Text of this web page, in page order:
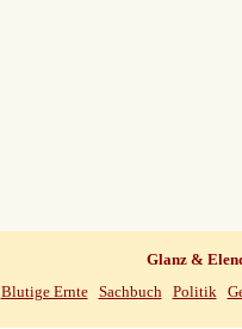
Glanz &
Blutige Ernte Sachbuch Politik